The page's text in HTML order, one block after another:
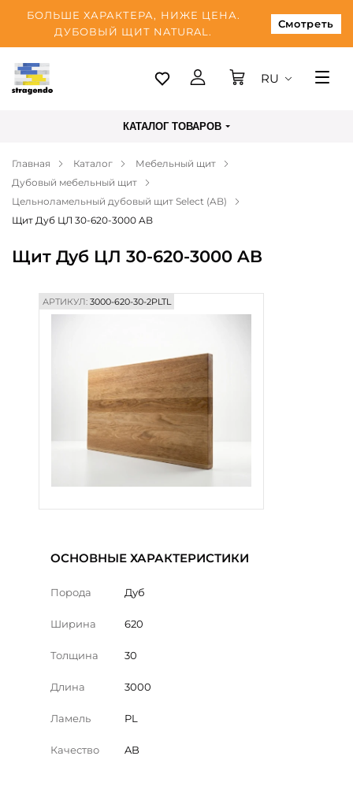
БОЛЬШЕ ХАРАКТЕРА, НИЖЕ ЦЕНА.
ДУБОВЫЙ ЩИТ NATURAL.
Смотреть
Таллинн
Оплата
О нас
Блог
Контакты
RU
КАТАЛОГ ТОВАРОВ
Главная Каталог
Мебельный щит
Дубовый мебельный щит
Цельноламельный дубовый щит Select (AB)
Щит Дуб ЦЛ 30-620-3000 AB
Щит Дуб ЦЛ 30-620-3000 AB
АРТИКУЛ:3000-620-30-2PLTL
ОСНОВНЫЕ ХАРАКТЕРИСТИКИ
Порода Дуб
Ширина 620
Толщина 30
Длина 3000
Ламель PL
Качество AB